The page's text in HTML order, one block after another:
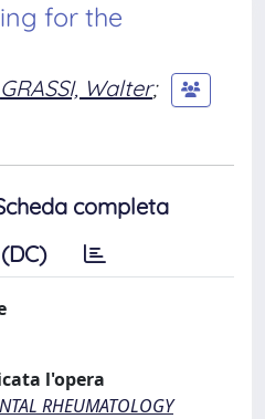
for the
GRASSI, Walter;
completa
l'opera
RHEUMATOLOGY